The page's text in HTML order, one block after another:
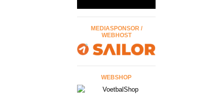
MEDIASPONSOR /
WEBHOST
WEBSHOP